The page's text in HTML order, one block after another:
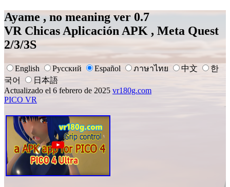
Ayame , no meaning ver 0.7
VR Chicas Aplicación APK , Meta Quest
2/3/3S
English Русский Español ภาษาไทย 中文
한
국어
日本語
Actualizado el 6 febrero de 2025 vr180g.com
PICO VR